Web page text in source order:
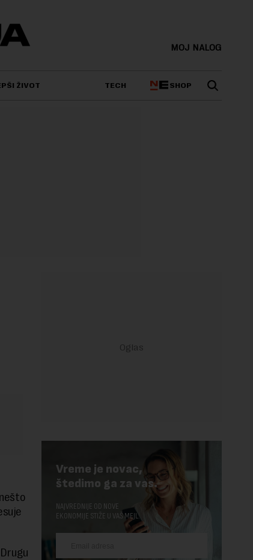
MOJ NALOG
ŽIVOT TECH SHOP
Vreme je novac,
štedimo ga za vas.
NAJVREDNIJE OD NOVE
EKONOMIJE STIŽE U VAŠ MEJL.